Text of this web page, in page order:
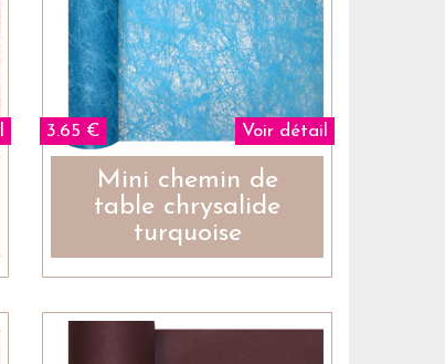
Voir détail
3.65 €
Mini chemin de
table chrysalide
turquoise